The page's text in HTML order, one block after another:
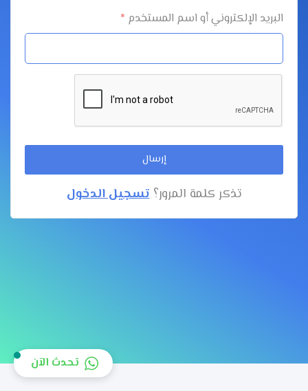
البريد الإلكتروني أو اسم المستخدم *
إرسال
تذكر كلمة المرور؟تسجيل الدخول
Share
تحدث الآن